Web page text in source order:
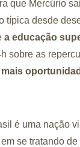
que Mercúrio
típica desde
a educação
sobre as
é uma nação
se tratando de